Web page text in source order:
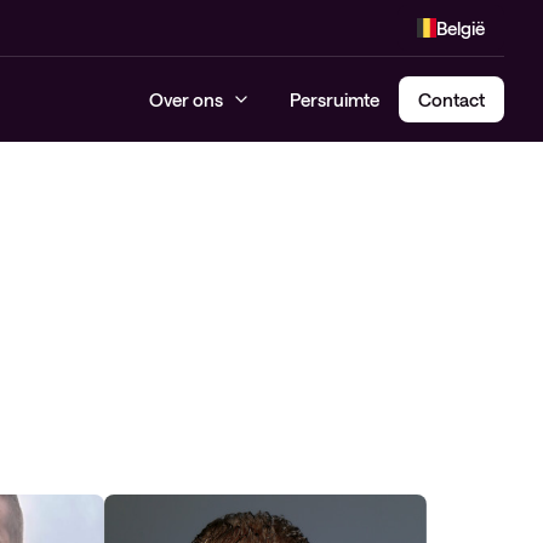
België
Over ons Persruimte Contact